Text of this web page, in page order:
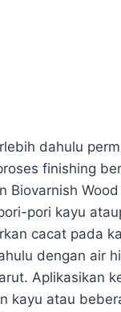
dahulu
finishing
Biovarnish
pori kayu
cacat pada
dengan air
Aplikasikan
kayu atau